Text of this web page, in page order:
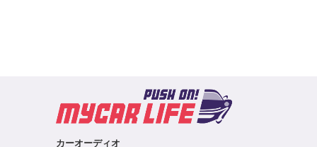
カーオーディオ